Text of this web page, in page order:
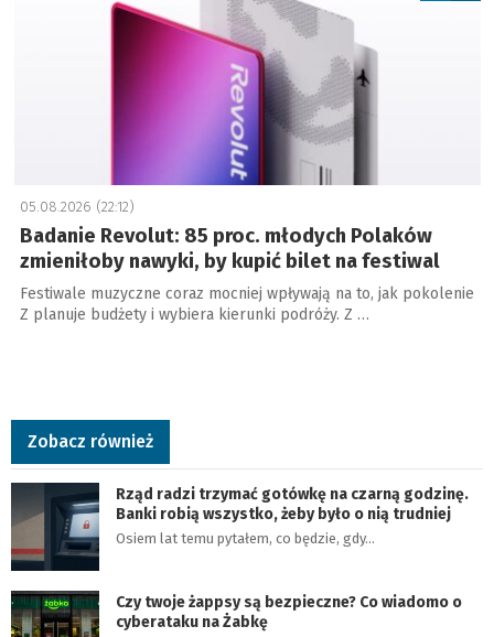
05.08.2026 (22:12)
Badanie Revolut: 85 proc. młodych Polaków
zmieniłoby nawyki, by kupić bilet na festiwal
Festiwale muzyczne coraz mocniej wpływają na to, jak pokolenie
Z planuje budżety i wybiera kierunki podróży. Z …
Zobacz również
Rząd radzi trzymać gotówkę na czarną godzinę.
Banki robią wszystko, żeby było o nią trudniej
Osiem lat temu pytałem, co będzie, gdy…
Czy twoje żappsy są bezpieczne? Co wiadomo o
cyberataku na Żabkę